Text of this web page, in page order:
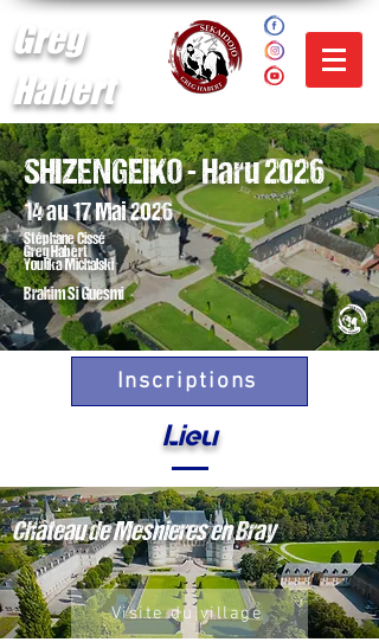
Greg
Habert
SHIZENGEIKO - Haru 2026
14 au 17 Mai 2026
Stéphane Cissé
Greg Habert
Youlika Michalski
Brahim Si Guesmi
Inscriptions
Lieu
Château de Mesnieres en Bray
Visite du village